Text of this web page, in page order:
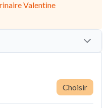
Valentine
Choisir